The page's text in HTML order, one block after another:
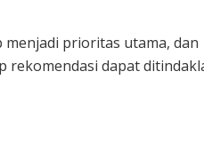
prioritas utama, dan
rekomendasi dapat